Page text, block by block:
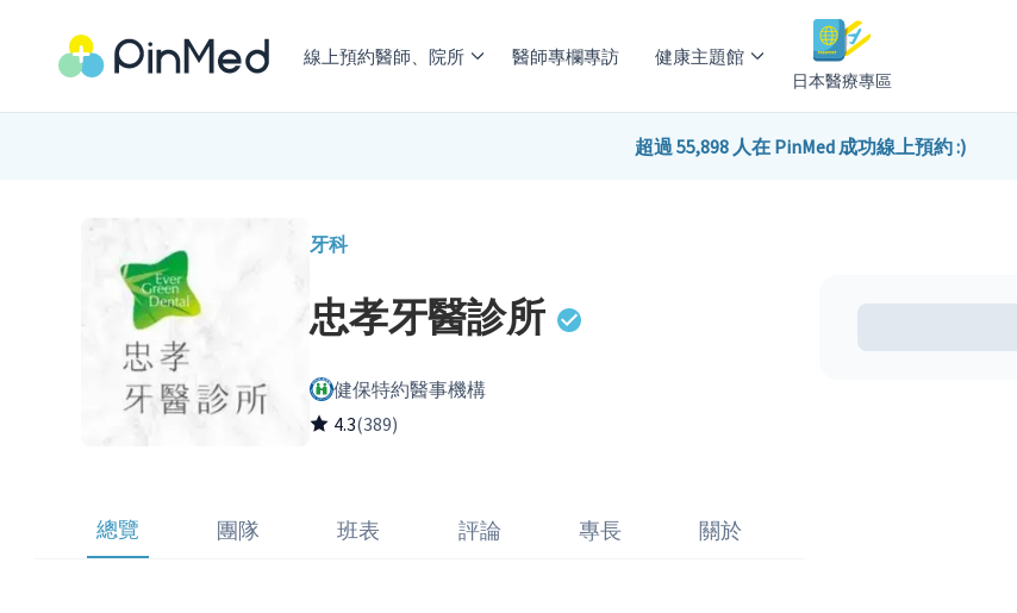
線上預約醫師、院所 醫師專欄專訪 健康主題館
日本醫療專區
超過 55,898 人在 PinMed 成功線上預約 :)
牙科
忠孝牙醫診所
健保特約醫事機構
4.3(389)
總覽 團隊 班表 評論 專長 關於